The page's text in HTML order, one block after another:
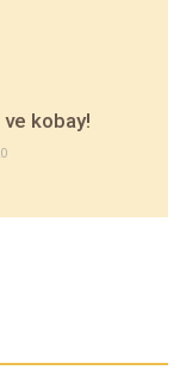
ve kobay!